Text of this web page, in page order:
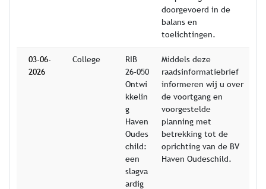
doorgevoerd in de
balans en
toelichtingen.
03-06-
2026
College
RIB
26-050
Ontwi
kkelin
g
Haven
Oudes
child:
een
slagva
ardig
Middels deze
raadsinformatiebrief
informeren wij u over
de voortgang en
voorgestelde
planning met
betrekking tot de
oprichting van de BV
Haven Oudeschild.